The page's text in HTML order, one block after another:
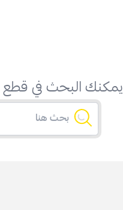
يمكنك البحث في قطع